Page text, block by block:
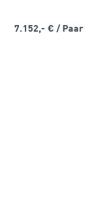
7.152,- € / Paar